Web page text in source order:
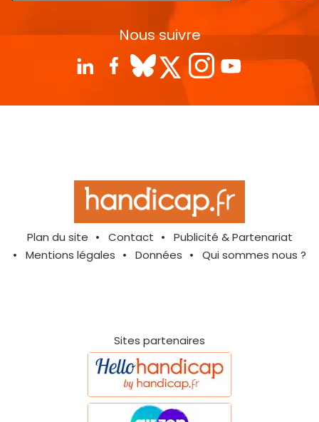
Nous suivre
Plan du site Contact
Publicité & Partenariat
Mentions légales
Données Qui sommes nous ?
Sites partenaires